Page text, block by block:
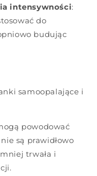
intensywności:
do
budując
samoopalające i
powodować
są prawidłowo
trwała i